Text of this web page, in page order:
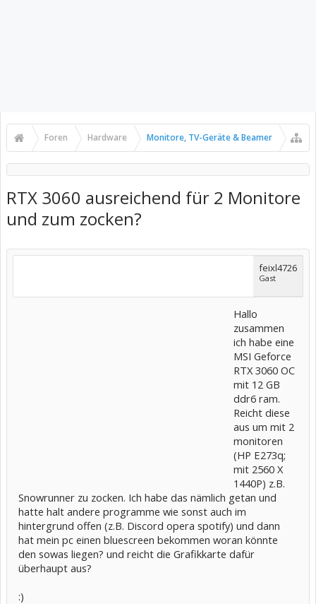
Foren Hardware Monitore, TV-Geräte & Beamer
RTX 3060 ausreichend für 2 Monitore
und zum zocken?
feixl4726
Gast
Hallo
zusammen
ich habe eine
MSI Geforce
RTX 3060 OC
mit 12 GB
ddr6 ram.
Reicht diese
aus um mit 2
monitoren
(HP E273q;
mit 2560 X
1440P) z.B.
Snowrunner zu zocken. Ich habe das nämlich getan und
hatte halt andere programme wie sonst auch im
hintergrund offen (z.B. Discord opera spotify) und dann
hat mein pc einen bluescreen bekommen woran könnte
den sowas liegen? und reicht die Grafikkarte dafür
überhaupt aus?
:)